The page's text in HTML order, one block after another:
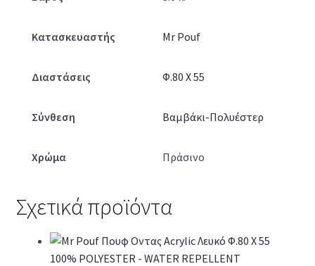
Κατασκευαστής Mr Pouf
Διαστάσεις Φ.80 X 55
Σύνθεση Βαμβάκι-Πολυέστερ
Χρώμα Πράσινο
Σχετικά προϊόντα